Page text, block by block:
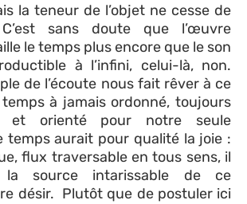
la teneur de l’objet ne cesse de
sans doute que l’œuvre
le temps plus encore que le son
à l’infini, celui-là, non.
de l’écoute nous fait rêver à ce
à jamais ordonné, toujours
et orienté pour notre seule
temps aurait pour qualité la joie :
flux traversable en tous sens, il
la source intarissable de ce
désir. Plutôt que de postuler ici